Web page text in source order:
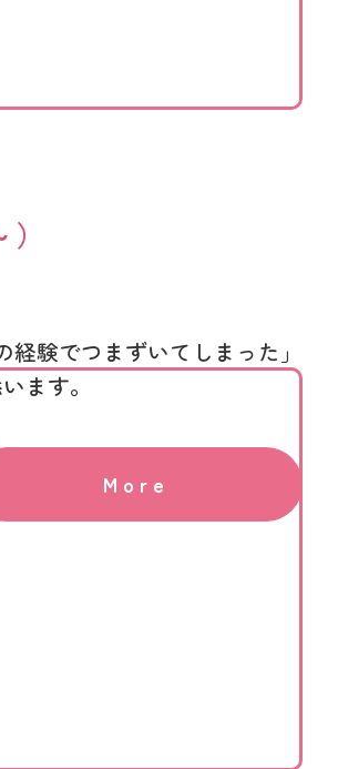
験でつまずいてしまった」
ます。
More